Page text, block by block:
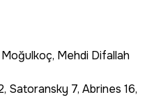
Mehdi Difallah
Satoransky 7, Abrines 16,